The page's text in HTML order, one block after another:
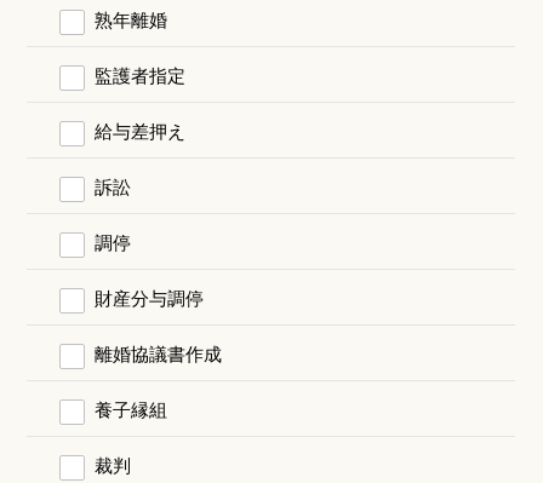
熟年離婚
監護者指定
給与差押え
訴訟
調停
財産分与調停
離婚協議書作成
養子縁組
裁判